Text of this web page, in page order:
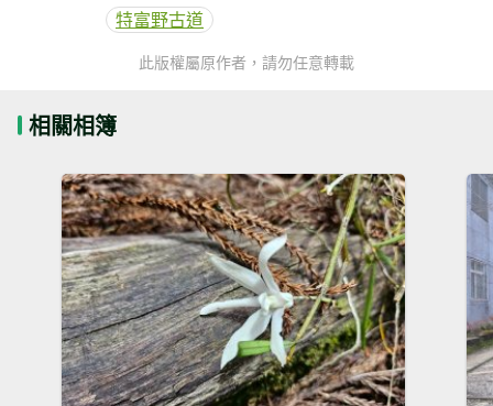
特富野古道
此版權屬原作者，請勿任意轉載
相關相簿